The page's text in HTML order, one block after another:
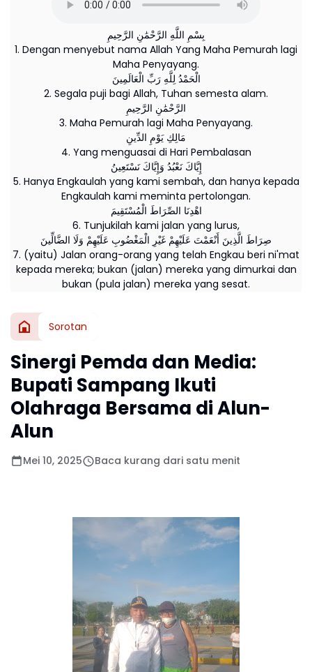
بِسْمِ اللَّهِ الرَّحْمَٰنِ الرَّحِيمِ
1. Dengan menyebut nama Allah Yang Maha Pemurah lagi
Maha Penyayang.
الْحَمْدُ لِلَّهِ رَبِّ الْعَالَمِينَ
2. Segala puji bagi Allah, Tuhan semesta alam.
الرَّحْمَٰنِ الرَّحِيمِ
3. Maha Pemurah lagi Maha Penyayang.
مَالِكِ يَوْمِ الدِّينِ
4. Yang menguasai di Hari Pembalasan
إِيَّاكَ نَعْبُدُ وَإِيَّاكَ نَسْتَعِينُ
5. Hanya Engkaulah yang kami sembah, dan hanya kepada
Engkaulah kami meminta pertolongan.
اهْدِنَا الصِّرَاطَ الْمُسْتَقِيمَ
6. Tunjukilah kami jalan yang lurus,
صِرَاطَ الَّذِينَ أَنْعَمْتَ عَلَيْهِمْ غَيْرِ الْمَغْضُوبِ عَلَيْهِمْ وَلَا الضَّالِّينَ
7. (yaitu) Jalan orang-orang yang telah Engkau beri ni'mat
kepada mereka; bukan (jalan) mereka yang dimurkai dan
bukan (pula jalan) mereka yang sesat.
Sorotan
Sinergi Pemda dan Media:
Bupati Sampang Ikuti
Olahraga Bersama di Alun-
Alun
Mei 10, 2025 Baca kurang dari satu menit